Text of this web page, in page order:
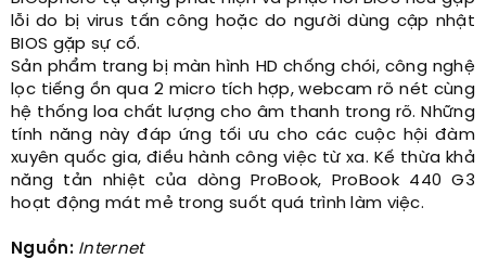
lỗi do bị virus tấn công hoặc do người dùng cập nhật
BIOS gặp sự cố.
Sản phẩm trang bị màn hình HD chống chói, công nghệ
lọc tiếng ồn qua 2 micro tích hợp, webcam rõ nét cùng
hệ thống loa chất lượng cho âm thanh trong rõ. Những
tính năng này đáp ứng tối ưu cho các cuộc hội đàm
xuyên quốc gia, điều hành công việc từ xa. Kế thừa khả
năng tản nhiệt của dòng ProBook, ProBook 440 G3
hoạt động mát mẻ trong suốt quá trình làm việc.
Nguồn: Internet